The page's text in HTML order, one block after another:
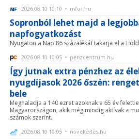
2026.08.10 10:10 • mfor.hu
Sopronból lehet majd a
napfogyatkozást
Nyugaton a Nap 86 százalékát takarja el a
2026.08.10 10:05 • penzcentrum.hu
Így jutnak extra pénzhez az
nyugdíjasok 2026 őszén:
bele
Meghaladja a 140 ezret azoknak a 65 év
Magyarországon, akik még mindig aktívak a
számok szerint.
2026.08.10 10:05 • novekedes.hu